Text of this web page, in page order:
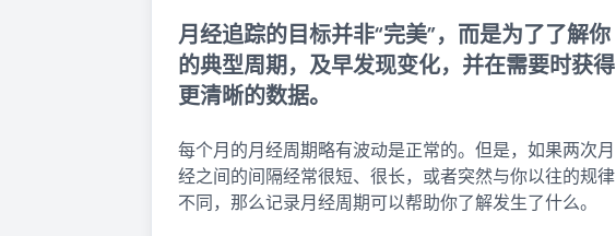
月经追踪的目标并非“完美”，而是为了了解你
的典型周期，及早发现变化，并在需要时获得
更清晰的数据。
每个月的月经周期略有波动是正常的。但是，如果两次月
经之间的间隔经常很短、很长，或者突然与你以往的规律
不同，那么记录月经周期可以帮助你了解发生了什么。